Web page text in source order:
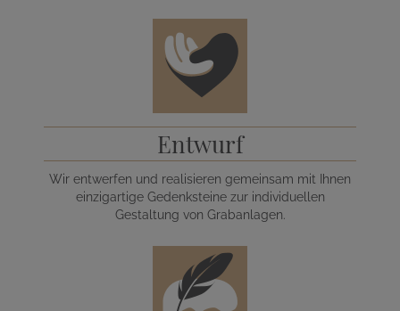
Entwurf
Wir entwerfen und realisieren gemeinsam mit Ihnen
einzigartige Gedenksteine zur individuellen
Gestaltung von Grabanlagen.